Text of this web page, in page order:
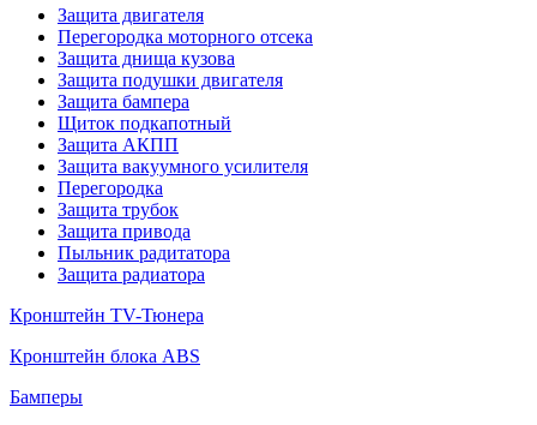
Защита двигателя
Перегородка моторного отсека
Защита днища кузова
Защита подушки двигателя
Защита бампера
Щиток подкапотный
Защита АКПП
Защита вакуумного усилителя
Перегородка
Защита трубок
Защита привода
Пыльник радитатора
Защита радиатора
Кронштейн TV-Тюнера
Кронштейн блока ABS
Бамперы